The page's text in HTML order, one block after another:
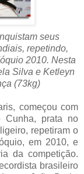
seus
repetindo,
2010. Nesta
Silva e Ketleyn
(73kg)
começou com
Cunha, prata no
repetiram o
em 2010, e
da competição.
brasileiro